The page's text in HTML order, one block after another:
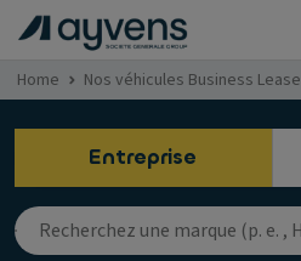
Home Nos véhicules Business Lease
Entreprise